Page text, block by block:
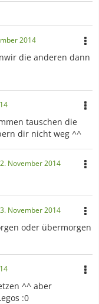
2014
die anderen dann
tauschen die
dir nicht weg ^^
2. November 2014
3. November 2014
oder übermorgen
^^ aber
:0